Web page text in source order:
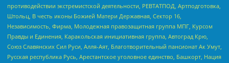
противодействии экстремистской деятельности, РЕВТАТПОД, Артподготовка,
Штольц, В честь иконы Божией Матери Державная, Сектор 16,
Независимость, Фирма, Молодежная правозащитная группа МПГ, Курсом
Правды и Единения, Каракольская инициативная группа, Автоград Крю,
Союз Славянских Сил Руси, Алля-Аят, Благотворительный пансионат Ак Умут,
Русская республика Русь, Арестантское уголовное единство, Башкорт, Нация